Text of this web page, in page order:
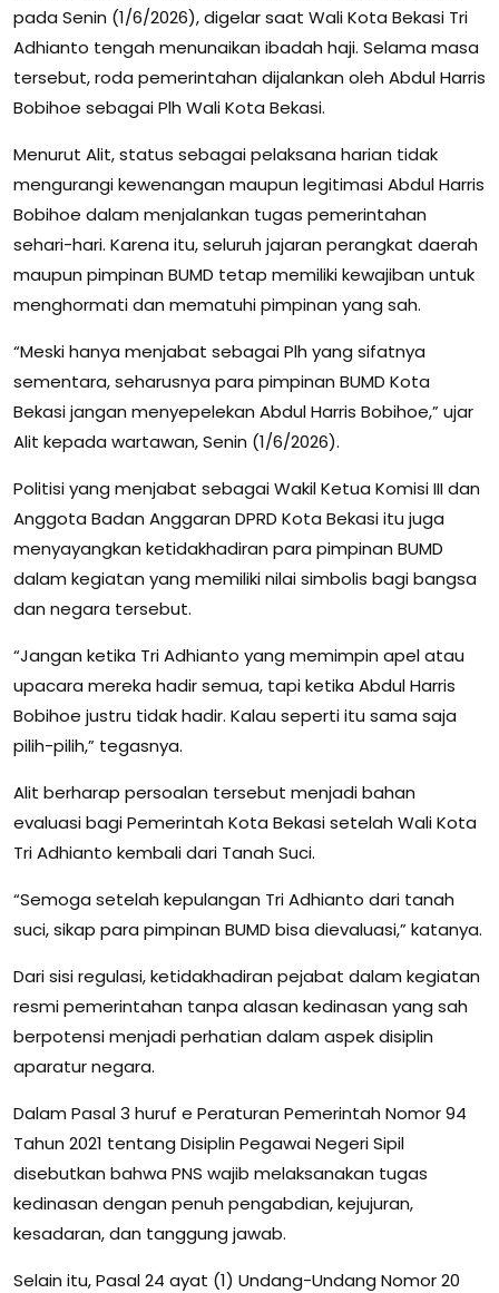
pada Senin (1/6/2026), digelar saat Wali Kota Bekasi Tri
Adhianto tengah menunaikan ibadah haji. Selama masa
tersebut, roda pemerintahan dijalankan oleh Abdul Harris
Bobihoe sebagai Plh Wali Kota Bekasi.
Menurut Alit, status sebagai pelaksana harian tidak
mengurangi kewenangan maupun legitimasi Abdul Harris
Bobihoe dalam menjalankan tugas pemerintahan
sehari-hari. Karena itu, seluruh jajaran perangkat daerah
maupun pimpinan BUMD tetap memiliki kewajiban untuk
menghormati dan mematuhi pimpinan yang sah.
“Meski hanya menjabat sebagai Plh yang sifatnya
sementara, seharusnya para pimpinan BUMD Kota
Bekasi jangan menyepelekan Abdul Harris Bobihoe,” ujar
Alit kepada wartawan, Senin (1/6/2026).
Politisi yang menjabat sebagai Wakil Ketua Komisi III dan
Anggota Badan Anggaran DPRD Kota Bekasi itu juga
menyayangkan ketidakhadiran para pimpinan BUMD
dalam kegiatan yang memiliki nilai simbolis bagi bangsa
dan negara tersebut.
“Jangan ketika Tri Adhianto yang memimpin apel atau
upacara mereka hadir semua, tapi ketika Abdul Harris
Bobihoe justru tidak hadir. Kalau seperti itu sama saja
pilih-pilih,” tegasnya.
Alit berharap persoalan tersebut menjadi bahan
evaluasi bagi Pemerintah Kota Bekasi setelah Wali Kota
Tri Adhianto kembali dari Tanah Suci.
“Semoga setelah kepulangan Tri Adhianto dari tanah
suci, sikap para pimpinan BUMD bisa dievaluasi,” katanya.
Dari sisi regulasi, ketidakhadiran pejabat dalam kegiatan
resmi pemerintahan tanpa alasan kedinasan yang sah
berpotensi menjadi perhatian dalam aspek disiplin
aparatur negara.
Dalam Pasal 3 huruf e Peraturan Pemerintah Nomor 94
Tahun 2021 tentang Disiplin Pegawai Negeri Sipil
disebutkan bahwa PNS wajib melaksanakan tugas
kedinasan dengan penuh pengabdian, kejujuran,
kesadaran, dan tanggung jawab.
Selain itu, Pasal 24 ayat (1) Undang-Undang Nomor 20